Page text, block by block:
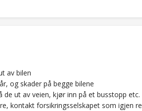
av bilen
og skader på begge bilene
de ut av veien, kjør inn på et busstopp etc.
kontakt forsikringsselskapet som igjen